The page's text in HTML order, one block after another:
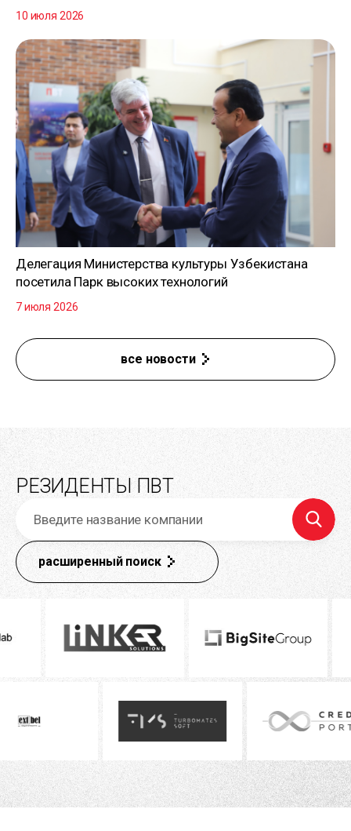
10 июля 2026
Делегация Министерства культуры Узбекистана
посетила Парк высоких технологий
7 июля 2026
все новости
РЕЗИДЕНТЫ ПВТ
расширенный поиск